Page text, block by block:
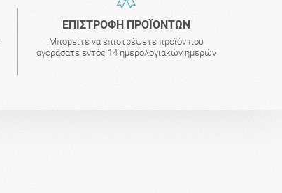
ΕΠΙΣΤΡΟΦΗ ΠΡΟΪΟΝΤΩΝ
Μπορείτε να επιστρέψετε προϊόν που
αγοράσατε εντός 14 ημερολογιακών ημερών